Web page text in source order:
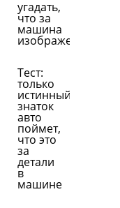
угадать,
что за
машина
изображена
Тест:
только
истинный
знаток
авто
поймет,
что это
за
детали
в
машине